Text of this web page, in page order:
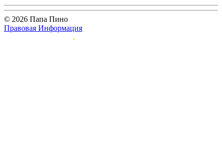
© 2026 Папа Пино
Правовая Информация